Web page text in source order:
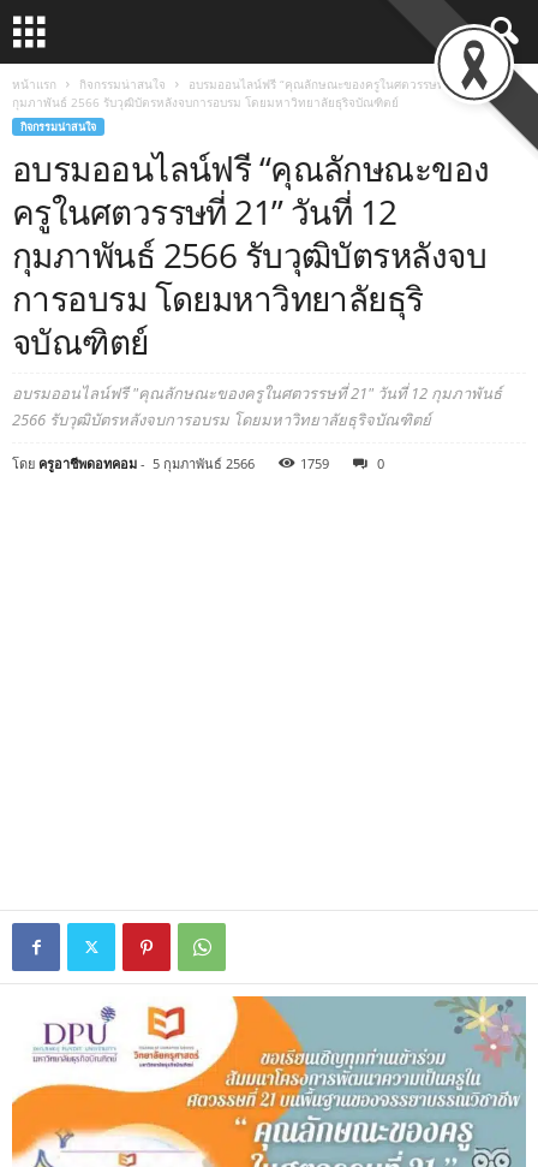
หน้าแรก กิจกรรมน่าสนใจ
อบรมออนไลน์ฟรี “คุณลักษณะของครูในศตวรรษที่ 21” วันที่ 12
กุมภาพันธ์ 2566 รับวุฒิบัตรหลังจบการอบรม โดยมหาวิทยาลัยธุริจบัณฑิตย์
กิจกรรมน่าสนใจ
อบรมออนไลน์ฟรี “คุณลักษณะของ
ครูในศตวรรษที่ 21” วันที่ 12
กุมภาพันธ์ 2566 รับวุฒิบัตรหลังจบ
การอบรม โดยมหาวิทยาลัยธุริ
จบัณฑิตย์
อบรมออนไลน์ฟรี "คุณลักษณะของครูในศตวรรษที่ 21" วันที่ 12 กุมภาพันธ์
2566 รับวุฒิบัตรหลังจบการอบรม โดยมหาวิทยาลัยธุริจบัณฑิตย์
โดย ครูอาชีพดอทคอม - 5 กุมภาพันธ์ 2566 1759 0